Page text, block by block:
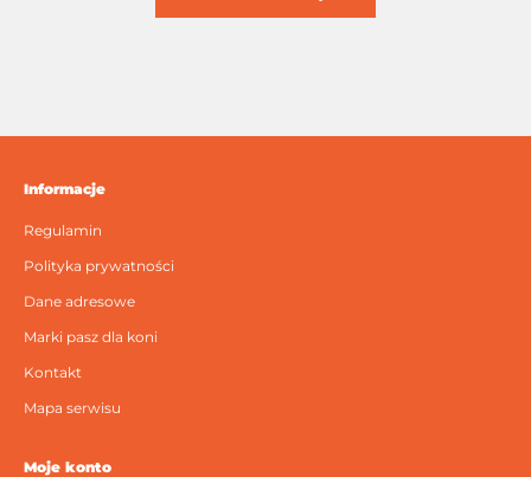
Informacje
Regulamin
Polityka prywatności
Dane adresowe
Marki pasz dla koni
Kontakt
Mapa serwisu
Moje konto